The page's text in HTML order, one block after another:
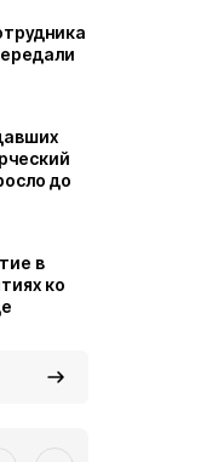
до
в
ко